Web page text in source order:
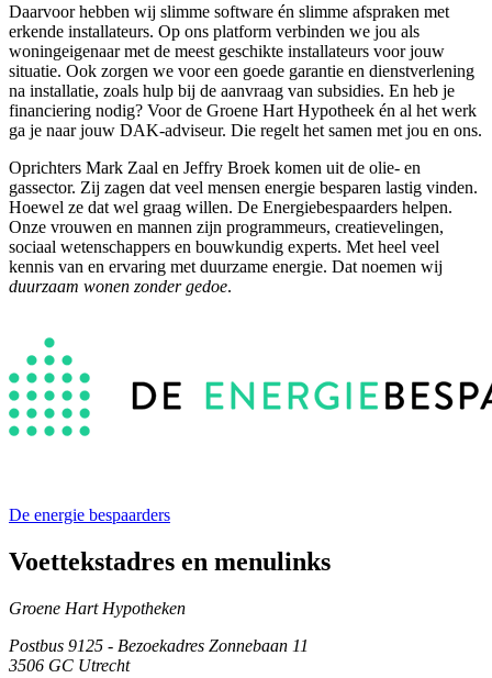
Daarvoor hebben wij slimme software én slimme afspraken met
erkende installateurs. Op ons platform verbinden we jou als
woningeigenaar met de meest geschikte installateurs voor jouw
situatie. Ook zorgen we voor een goede garantie en dienstverlening
na installatie, zoals hulp bij de aanvraag van subsidies. En heb je
financiering nodig? Voor de Groene Hart Hypotheek én al het werk
ga je naar jouw DAK-adviseur. Die regelt het samen met jou en ons.
Oprichters Mark Zaal en Jeffry Broek komen uit de olie- en
gassector. Zij zagen dat veel mensen energie besparen lastig vinden.
Hoewel ze dat wel graag willen. De Energiebespaarders helpen.
Onze vrouwen en mannen zijn programmeurs, creatievelingen,
sociaal wetenschappers en bouwkundig experts. Met heel veel
kennis van en ervaring met duurzame energie. Dat noemen wij
duurzaam wonen zonder gedoe.
De energie bespaarders
Voettekstadres en menulinks
Groene Hart Hypotheken
Postbus 9125 - Bezoekadres Zonnebaan 11
3506 GC Utrecht